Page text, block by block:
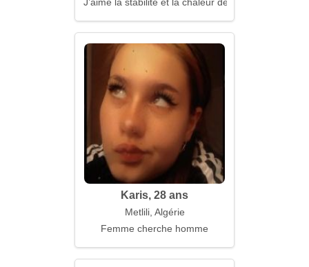
Karis, 28 ans
Metlili, Algérie
Femme cherche homme